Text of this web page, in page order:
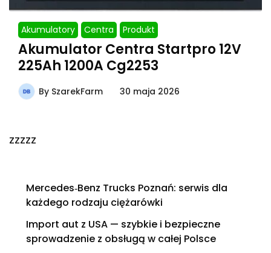
Akumulatory Centra Produkt
Akumulator Centra Startpro 12V
225Ah 1200A Cg2253
By SzarekFarm 30 maja 2026
zzzzz
Mercedes‑Benz Trucks Poznań: serwis dla
każdego rodzaju ciężarówki
Import aut z USA — szybkie i bezpieczne
sprowadzenie z obsługą w całej Polsce